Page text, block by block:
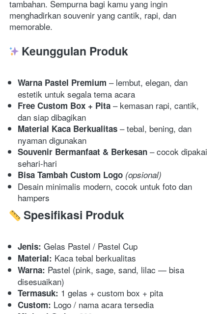
tambahan. Sempurna bagi kamu yang ingin
menghadirkan souvenir yang cantik, rapi, dan
memorable.
Keunggulan Produk
Warna Pastel Premium – lembut, elegan, dan
estetik untuk segala tema acara
Free Custom Box + Pita – kemasan rapi, cantik,
dan siap dibagikan
Material Kaca Berkualitas – tebal, bening, dan
nyaman digunakan
Souvenir Bermanfaat & Berkesan – cocok dipakai
sehari-hari
Bisa Tambah Custom Logo (opsional)
Desain minimalis modern, cocok untuk foto dan
hampers
Spesifikasi Produk
Jenis: Gelas Pastel / Pastel Cup
Material: Kaca tebal berkualitas
Warna: Pastel (pink, sage, sand, lilac — bisa
disesuaikan)
Termasuk: 1 gelas + custom box + pita
Custom: Logo / nama acara tersedia